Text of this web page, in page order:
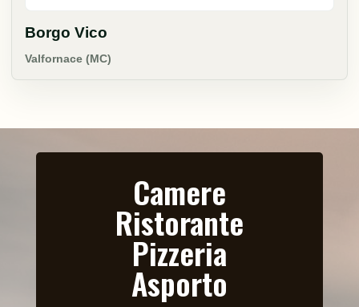
Borgo Vico
Valfornace (MC)
Camere
Ristorante
Pizzeria
Asporto